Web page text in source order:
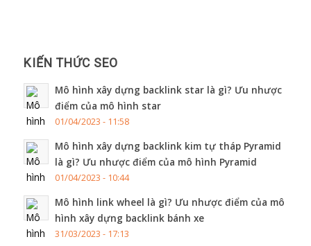
KIẾN THỨC SEO
Mô hình xây dựng backlink star là gì? Ưu nhược
điểm của mô hình star
01/04/2023 - 11:58
Mô hình xây dựng backlink kim tự tháp Pyramid
là gì? Ưu nhược điểm của mô hình Pyramid
01/04/2023 - 10:44
Mô hình link wheel là gì? Ưu nhược điểm của mô
hình xây dựng backlink bánh xe
31/03/2023 - 17:13